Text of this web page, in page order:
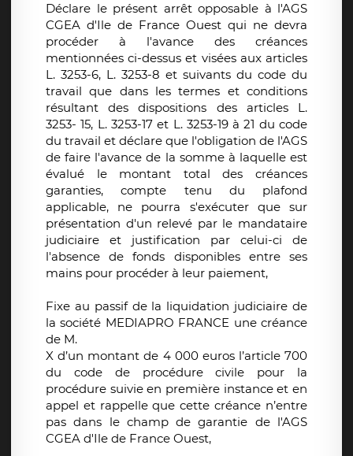
Déclare le présent arrêt opposable à l'AGS
CGEA d'Ile de France Ouest qui ne devra
procéder à l'avance des créances
mentionnées ci-dessus et visées aux articles
L. 3253-6, L. 3253-8 et suivants du code du
travail que dans les termes et conditions
résultant des dispositions des articles L.
3253- 15, L. 3253-17 et L. 3253-19 à 21 du code
du travail et déclare que l'obligation de l'AGS
de faire l'avance de la somme à laquelle est
évalué le montant total des créances
garanties, compte tenu du plafond
applicable, ne pourra s'exécuter que sur
présentation d'un relevé par le mandataire
judiciaire et justification par celui-ci de
l'absence de fonds disponibles entre ses
mains pour procéder à leur paiement,
Fixe au passif de la liquidation judiciaire de
la société MEDIAPRO FRANCE une créance
de M.
X d’un montant de 4 000 euros l’article 700
du code de procédure civile pour la
procédure suivie en première instance et en
appel et rappelle que cette créance n’entre
pas dans le champ de garantie de l'AGS
CGEA d'Ile de France Ouest,